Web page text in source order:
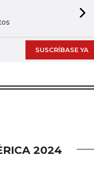
SUSCRÍBASE YA
2024